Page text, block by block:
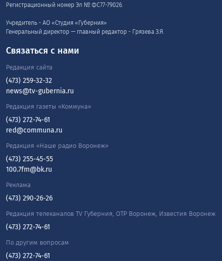
Регистрационный номер Эл № ФС77-79026.
Учредитель - АО «Студия «Губерния»
Генеральный директор — главный редактор - Грязева З.Я.
Связаться с нами
Редакция сайта
(473) 259-32-32
news@tv-gubernia.ru
Редакция газеты «Коммуна»
(473) 272-74-61
red@communa.ru
Редакция «Наше радио Воронеж»
(473) 255-45-55
100.7fm@bk.ru
Реклама
(473) 290-26-26
Редакция телеканалов TV Губерния, ОТР Воронеж, Известия Воронеж
(473) 272-74-61
По другим вопросам
(473) 272-74-61